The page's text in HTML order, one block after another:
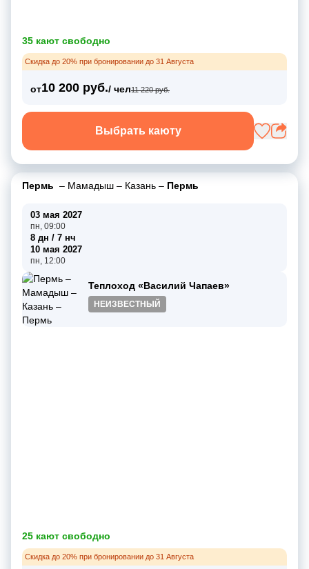
35 кают свободно
Скидка до 20% при бронировании до 31 Августа
от10 200 руб./ чел11 220 руб.
Выбрать каюту
Пермь – Мамадыш – Казань – Пермь
03 мая 2027
пн, 09:00
8 дн / 7 нч
10 мая 2027
пн, 12:00
Теплоход «Василий Чапаев»
НЕИЗВЕСТНЫЙ
25 кают свободно
Скидка до 20% при бронировании до 31 Августа